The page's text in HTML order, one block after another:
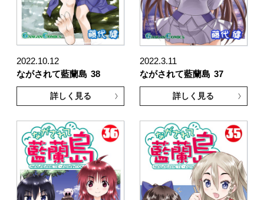
2022.10.12
ながされて藍蘭島 38
詳しく見る
2022.3.11
ながされて藍蘭島 37
詳しく見る